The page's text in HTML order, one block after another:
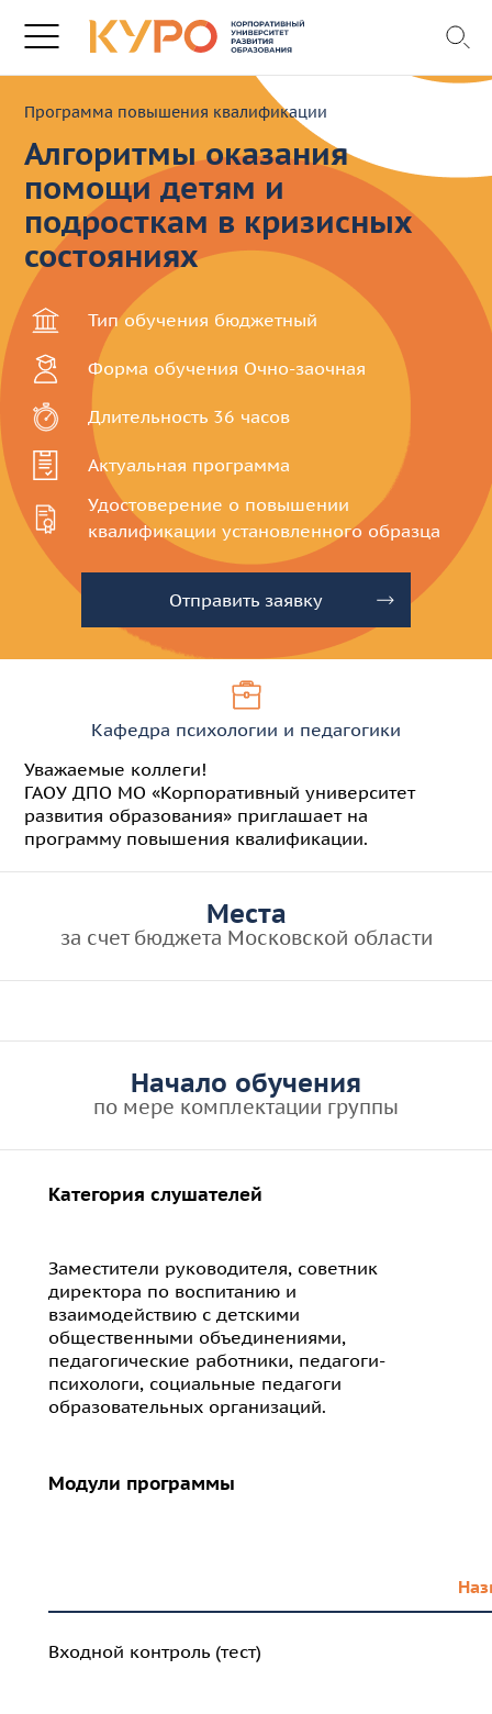
Программа повышения квалификации
Алгоритмы оказания
помощи детям и
подросткам в кризисных
состояниях
Тип обучения бюджетный
Форма обучения Очно-заочная
Длительность 36 часов
Актуальная программа
Удостоверение о повышении
квалификации установленного образца
Отправить заявку
Кафедра психологии и педагогики
Уважаемые коллеги!
ГАОУ ДПО МО «Корпоративный университет
развития образования» приглашает на
программу повышения квалификации.
Места
за счет бюджета Московской области
Начало обучения
по мере комплектации группы
Категория слушателей
Заместители руководителя, советник
директора по воспитанию и
взаимодействию с детскими
общественными объединениями,
педагогические работники, педагоги-
психологи, социальные педагоги
образовательных организаций.
Модули программы
Входной контроль (тест)